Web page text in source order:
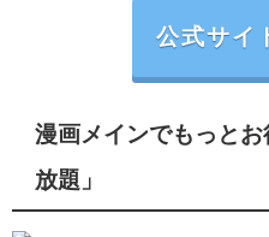
公式サイ
漫画メインでもっと
放題」